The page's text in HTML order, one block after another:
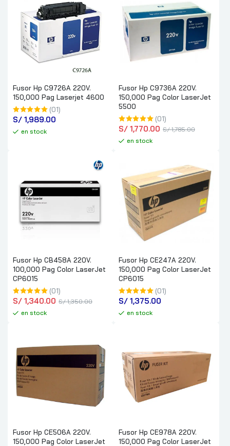
Fusor Hp C9726A 220V.
150,000 Pag Laserjet 4600
(01)
S/ 1,989.00
en stock
Fusor Hp C9736A 220V.
150,000 Pag Color LaserJet
5500
(01)
S/ 1,785.00
S/ 1,770.00
en stock
Fusor Hp CB458A 220V.
100,000 Pag Color LaserJet
CP6015
(01)
S/ 1,350.00
S/ 1,340.00
en stock
Fusor Hp CE247A 220V.
150,000 Pag Color LaserJet
CP6015
(01)
S/ 1,375.00
en stock
Fusor Hp CE506A 220V.
150,000 Pag Color LaserJet
Fusor Hp CE978A 220V.
150,000 Pag Color LaserJet